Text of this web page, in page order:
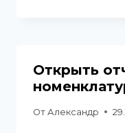
Открыть
От Александр